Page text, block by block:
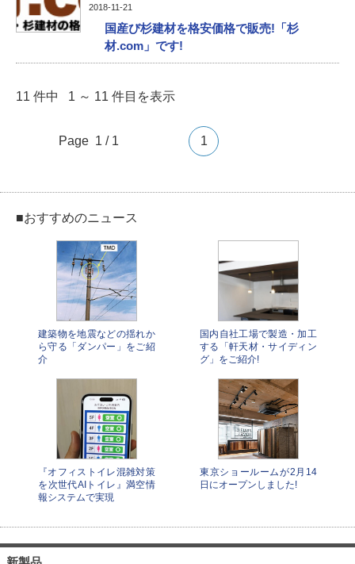
2018-11-21
国産び杉建材を格安価格で販売!「杉
材.com」です!
11 件中 1 ～ 11 件目を表示
Page 1 / 1 1
■おすすめのニュース
建築物を地震などの揺れか
ら守る「ダンパー」をご紹
介
国内自社工場で製造・加工
する「軒天材・サイディン
グ」をご紹介!
『オフィストイレ混雑対策
を次世代AIトイレ』満空情
報システムで実現
東京ショールームが2月14
日にオープンしました!